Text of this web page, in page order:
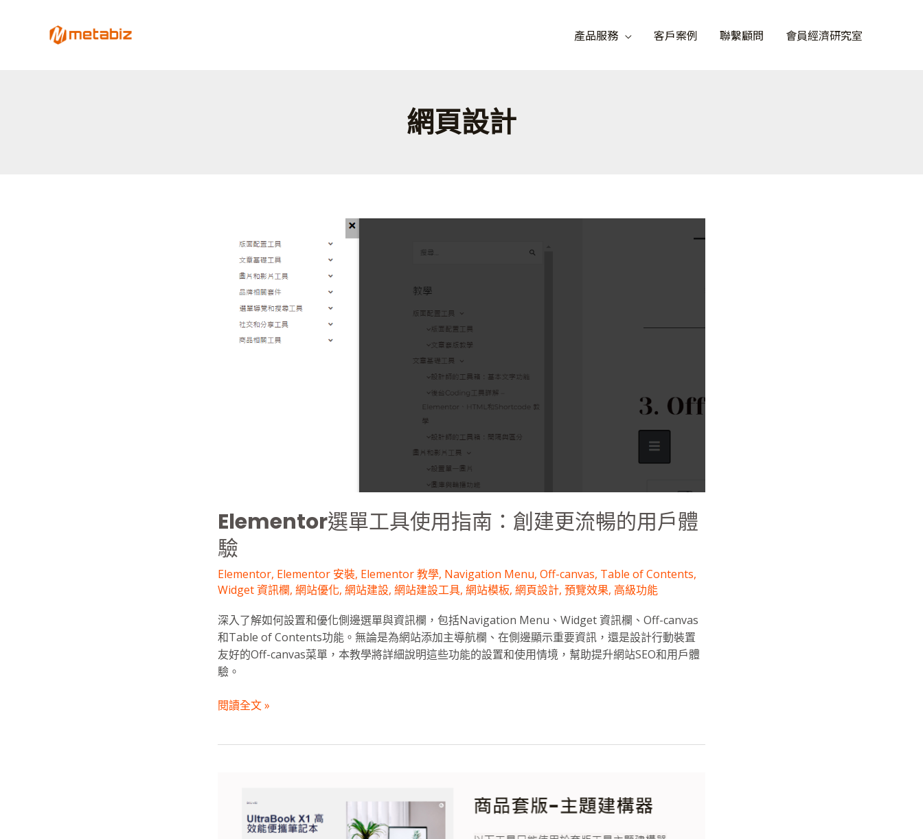
產品服務 客戶案例 聯繫顧問 會員經濟研究室
網頁設計
Elementor選單工具使用指南：創建更流暢的用戶體
驗
Elementor, Elementor 安裝, Elementor 教學, Navigation Menu, Off-canvas, Table of Contents,
Widget 資訊欄, 網站優化, 網站建設, 網站建設工具, 網站模板, 網頁設計, 預覽效果, 高級功能
深入了解如何設置和優化側邊選單與資訊欄，包括Navigation Menu、Widget 資訊欄、Off-canvas
和Table of Contents功能。無論是為網站添加主導航欄、在側邊顯示重要資訊，還是設計行動裝置
友好的Off-canvas菜單，本教學將詳細說明這些功能的設置和使用情境，幫助提升網站SEO和用戶體
驗。
體
閱讀全文 »